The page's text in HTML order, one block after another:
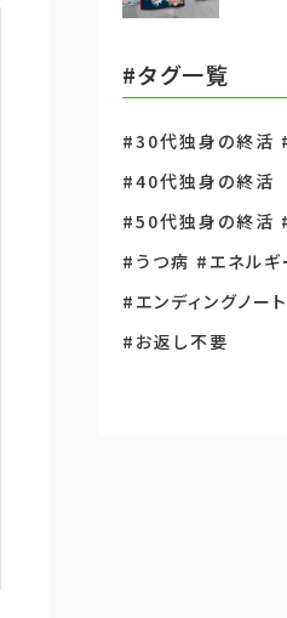
#タグ一覧
#30代独身の終活
#40代独身の終活
#50代独身の終活
#うつ病 #エネルギ
#エンディングノート
#お返し不要